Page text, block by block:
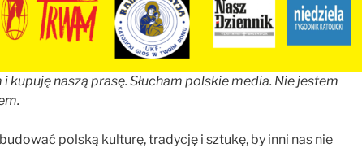
kupuję naszą prasę. Słucham polskie media. Nie jestem
polską kulturę, tradycję i sztukę, by inni nas nie